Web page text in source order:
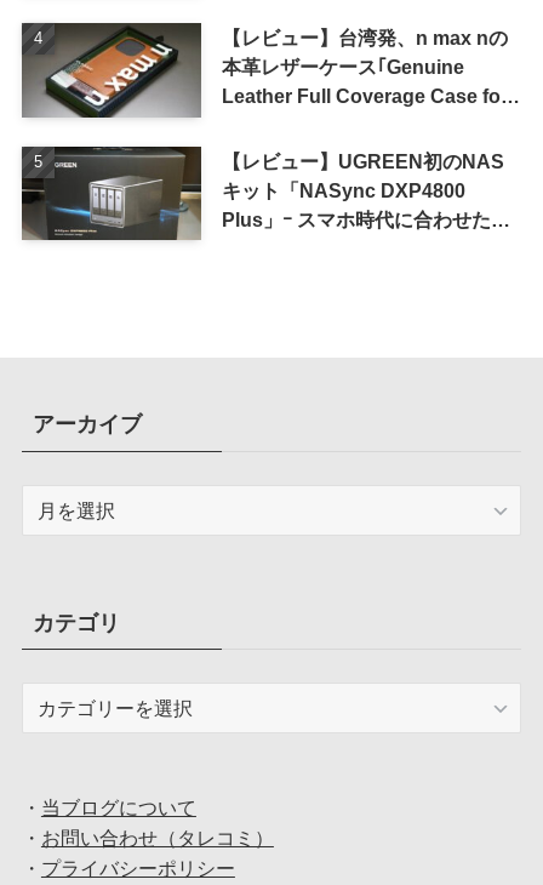
【レビュー】台湾発、n max nの
本革レザーケース｢Genuine
Leather Full Coverage Case for
【レビュー】UGREEN初のNAS
キット「NASync DXP4800
Plus」ｰ スマホ時代に合わせた設
アーカイブ
ブカテゴリ
・ 当ブログについて
・ お問い合わせ（タレコミ）
・ プライバシーポリシー